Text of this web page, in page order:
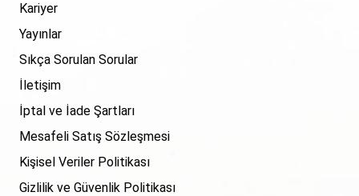
Kariyer
Yayınlar
Sıkça Sorulan Sorular
İletişim
İptal ve İade Şartları
Mesafeli Satış Sözleşmesi
Kişisel Veriler Politikası
Gizlilik ve Güvenlik Politikası